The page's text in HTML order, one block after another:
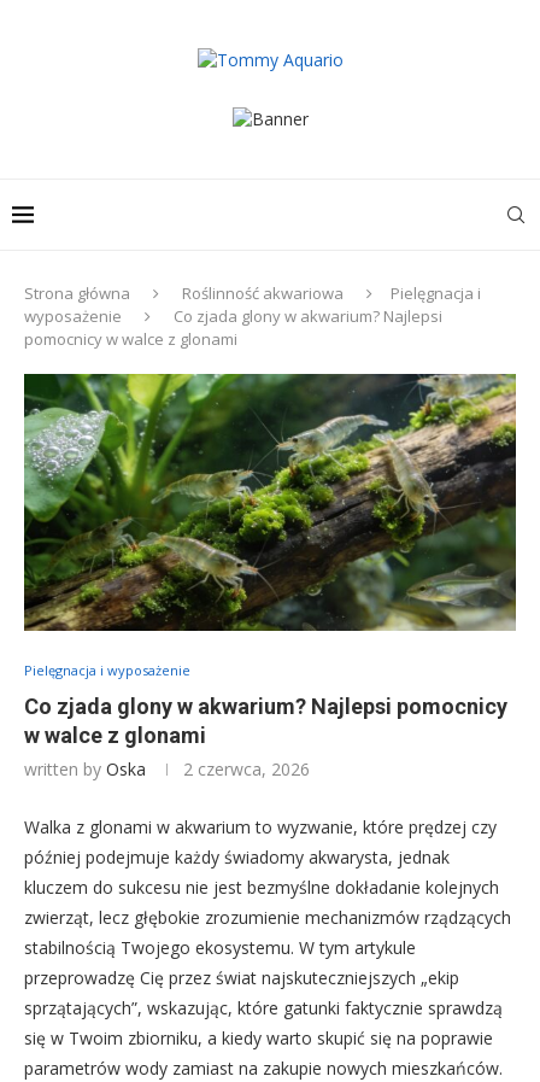
Strona główna Roślinność akwariowa
Pielęgnacja i
wyposażenie
Co zjada glony w akwarium? Najlepsi
pomocnicy w walce z glonami
Pielęgnacja i wyposażenie
Co zjada glony w akwarium? Najlepsi pomocnicy
w walce z glonami
written by Oska 2 czerwca, 2026
Walka z glonami w akwarium to wyzwanie, które prędzej czy
później podejmuje każdy świadomy akwarysta, jednak
kluczem do sukcesu nie jest bezmyślne dokładanie kolejnych
zwierząt, lecz głębokie zrozumienie mechanizmów rządzących
stabilnością Twojego ekosystemu. W tym artykule
przeprowadzę Cię przez świat najskuteczniejszych „ekip
sprzątających”, wskazując, które gatunki faktycznie sprawdzą
się w Twoim zbiorniku, a kiedy warto skupić się na poprawie
parametrów wody zamiast na zakupie nowych mieszkańców.